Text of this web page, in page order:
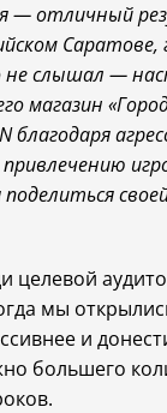
— отличный
Саратове,
не слышал —
магазин
благодаря
привлечению
целевой
мы
и
большего